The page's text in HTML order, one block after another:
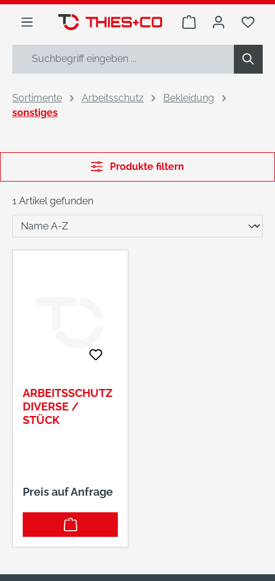
springen
Warenkorb Du
Sortimente Arbeitsschutz
Bekleidung
sonstiges
Produkte filtern
1 Artikel gefunden
ARBEITSSCHUTZ
DIVERSE /
STÜCK
Preis auf Anfrage